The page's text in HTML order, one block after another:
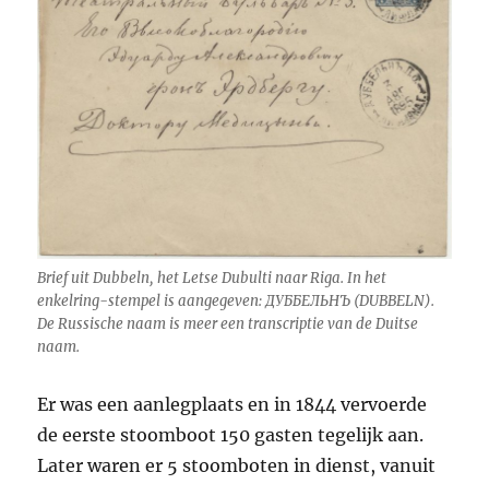
Brief uit Dubbeln, het Letse Dubulti naar Riga. In het
enkelring-stempel is aangegeven: ДУББЕЛЬНЪ (DUBBELN).
De Russische naam is meer een transcriptie van de Duitse
naam.
Er was een aanlegplaats en in 1844 vervoerde
de eerste stoomboot 150 gasten tegelijk aan.
Later waren er 5 stoomboten in dienst, vanuit